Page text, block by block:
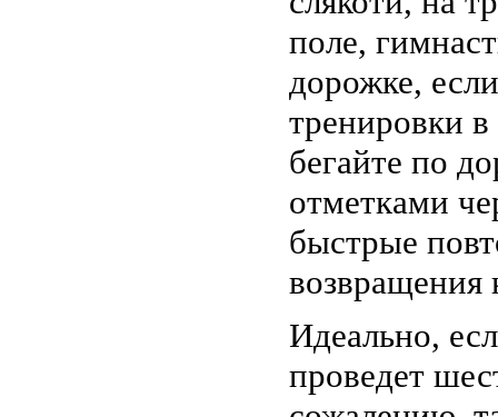
поле,
дорожке,
тренировки
бегайте по
отметками
быстрые
возвращения
Идеально,
проведет